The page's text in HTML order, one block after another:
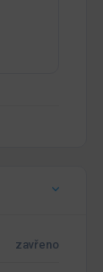
zavřeno